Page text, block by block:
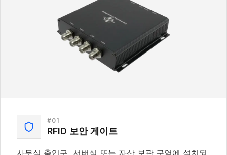
#01
RFID 보안 게이트
사무실 출입구, 서버실 또는 자산 보관 구역에 설치되